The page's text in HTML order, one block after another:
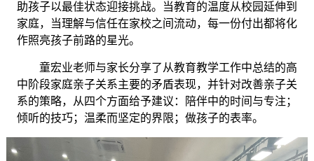
助孩子以最佳状态迎接挑战。当教育的温度从校园延伸到
家庭，当理解与信任在家校之间流动，每一份付出都将化
作照亮孩子前路的星光。
童宏业老师与家长分享了从教育教学工作中总结的高
中阶段家庭亲子关系主要的矛盾表现，并针对改善亲子关
系的策略，从四个方面给予建议：陪伴中的时间与专注；
倾听的技巧；温柔而坚定的界限；做孩子的表率。